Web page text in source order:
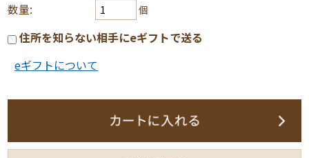
数量:
個
住所を知らない相手にeギフトで送る
eギフトについて